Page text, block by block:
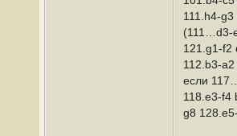
111.h4-g3
(111…d3-
121.g1-f2
112.b3-
если
118.e3-f4
g8